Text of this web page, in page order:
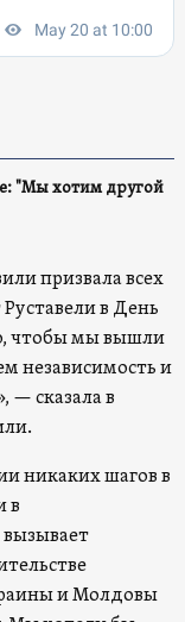
"Мы хотим другой
призвала всех
в День
чтобы мы вышли
независимость и
— сказала в
никаких шагов в
в
и Молдовы